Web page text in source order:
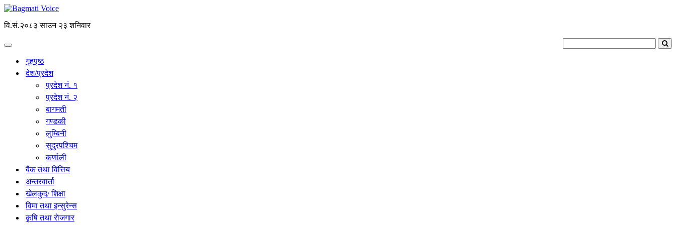
वि.सं.२०८३ साउन २३ शनिवार
गृहपृष्ठ
देश/प्रदेश
प्रदेश नं. १
प्रदेश नं. २
बागमती
गण्डकी
लुम्बिनी
सुदुरपश्चिम
कर्णाली
बैक तथा वित्तिय
अन्तरवार्ता
खेलकुद/ शिक्षा
विमा तथा इन्सुरेन्स
कृृषि तथा राेजगार